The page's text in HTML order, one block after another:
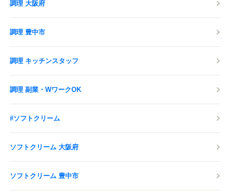
・アルコール消毒液の設置 など
皆様の安全を最優先し、
応募する
調理 大阪府
調理 豊中市
調理 キッチンスタッフ
調理 副業・WワークOK
#ソフトクリーム
ソフトクリーム 大阪府
ソフトクリーム 豊中市